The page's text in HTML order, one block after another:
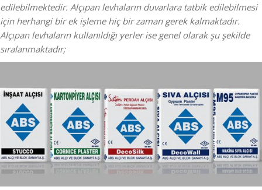
edilebilmektedir. Alçıpan levhaların duvarlara tatbik edilebilmesi
için herhangi bir ek işleme hiç bir zaman gerek kalmaktadır.
Alçıpan levhaların kullanıldığı yerler ise genel olarak şu şekilde
sıralanmaktadır;